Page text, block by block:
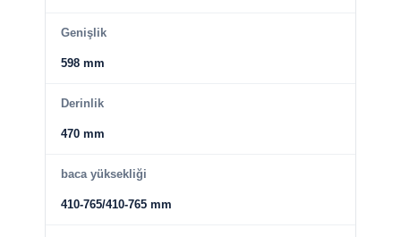
Genişlik
598 mm
Derinlik
470 mm
baca yüksekliği
410-765/410-765 mm